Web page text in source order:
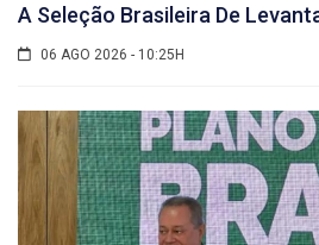
A Seleção Brasileira De
06 AGO 2026 - 10:25H